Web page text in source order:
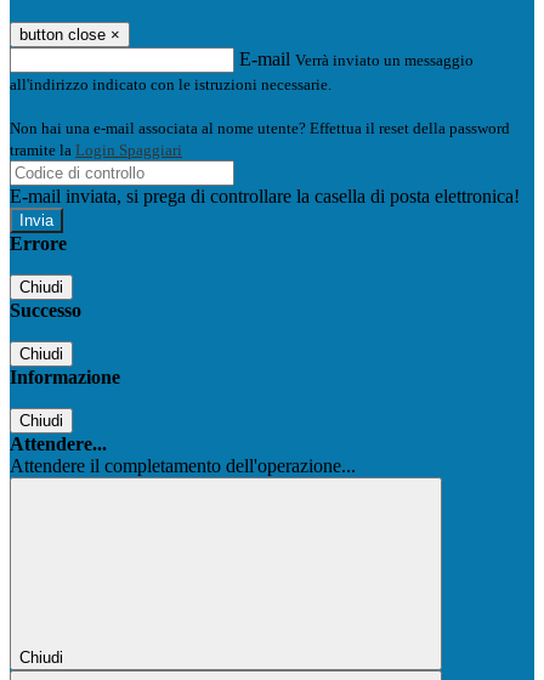
button close ×
E-mail Verrà inviato un messaggio
all'indirizzo indicato con le istruzioni necessarie.
Non hai una e-mail associata al nome utente? Effettua il reset della password
tramite la Login Spaggiari
E-mail inviata, si prega di controllare la casella di posta elettronica!
Errore
Chiudi
Successo
Chiudi
Informazione
Chiudi
Attendere...
Attendere il completamento dell'operazione...
Chiudi